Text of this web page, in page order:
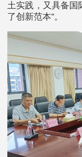
土实践，又具备国
了创新范本”。